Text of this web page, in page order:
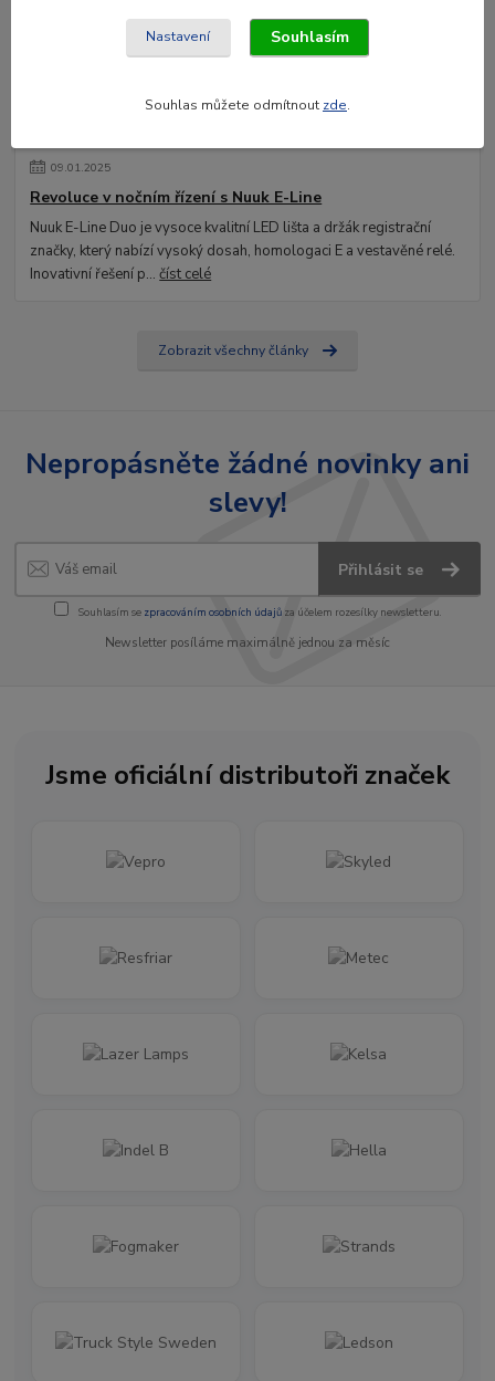
09.01.2025
Revoluce v nočním řízení s Nuuk E-Line
Nuuk E-Line Duo je vysoce kvalitní LED lišta a držák registrační
značky, který nabízí vysoký dosah, homologaci E a vestavěné relé.
Inovativní řešení p...číst celé
Zobrazit všechny články
Nepropásněte žádné novinky ani
slevy!
Přihlásit se
Souhlasím se zpracováním osobních údajůza účelem rozesílky newsletteru.
Newsletter posíláme maximálně jednou za měsíc
Jsme oficiální distributoři značek
Nastavení Souhlasím
Souhlas můžete odmítnout zde.